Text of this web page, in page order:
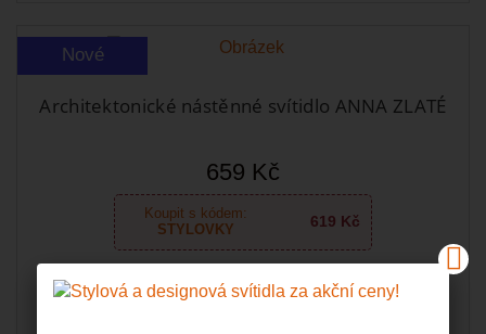
Nové
Architektonické nástěnné svítidlo ANNA ZLATÉ
659 Kč
Koupit s kódem:
STYLOVKY
619 Kč